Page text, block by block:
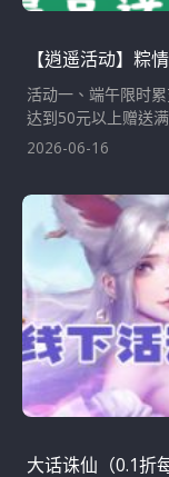
【逍遥活动】粽
活动一、端午限时
达到50元以上赠送
2026-06-16
大话诛仙（0.1折